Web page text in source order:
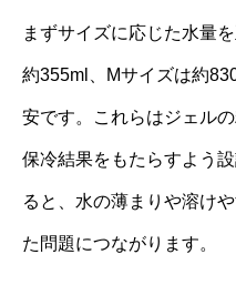
まずサイズに応じた水量
約355ml、Mサイズは約
安です。これらはジェル
保冷結果をもたらすよう
ると、水の薄まりや溶け
た問題につながります。